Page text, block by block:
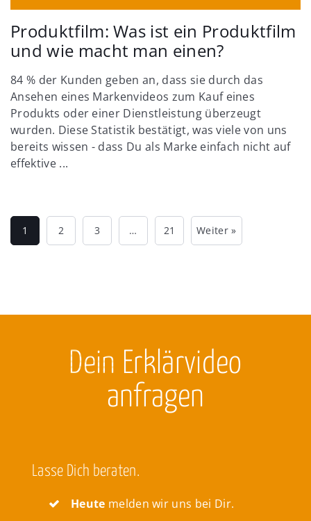
Produktfilm: Was ist ein Produktfilm
und wie macht man einen?
84 % der Kunden geben an, dass sie durch das
Ansehen eines Markenvideos zum Kauf eines
Produkts oder einer Dienstleistung überzeugt
wurden. Diese Statistik bestätigt, was viele von uns
bereits wissen - dass Du als Marke einfach nicht auf
effektive ...
1 2 3 … 21 Weiter »
Dein Erklärvideo
anfragen
Lasse Dich beraten.
Heute melden wir uns bei Dir.